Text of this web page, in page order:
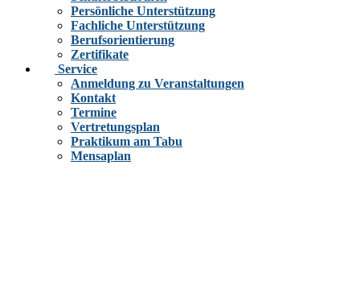
Persönliche Unterstützung
Fachliche Unterstützung
Berufsorientierung
Zertifikate
Service
Anmeldung zu Veranstaltungen
Kontakt
Termine
Vertretungsplan
Praktikum am Tabu
Mensaplan